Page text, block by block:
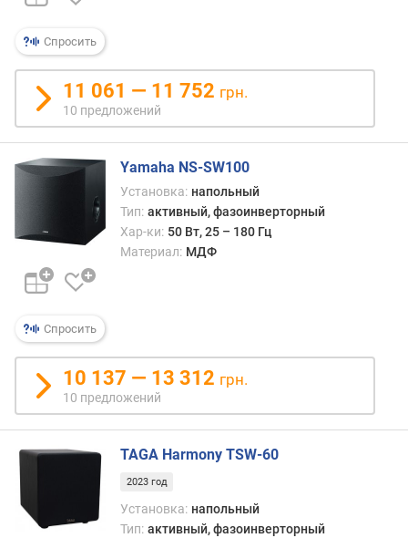
н
ч
а
с
т
о
т
а
)
м
а
с
.
ч
а
с
т
о
Г
Спросить
11 061 — 11 752 грн.
10 предложений
Спросить
Yamaha NS-SW100
Установка: напольный
Тип: активный, фазоинверторный
Хар-ки: 50 Вт, 25 – 180 Гц
Материал: МДФ
10 137 — 13 312 грн.
10 предложений
TAGA Harmony TSW-60
2023 год
Установка: напольный
Тип: активный, фазоинверторный